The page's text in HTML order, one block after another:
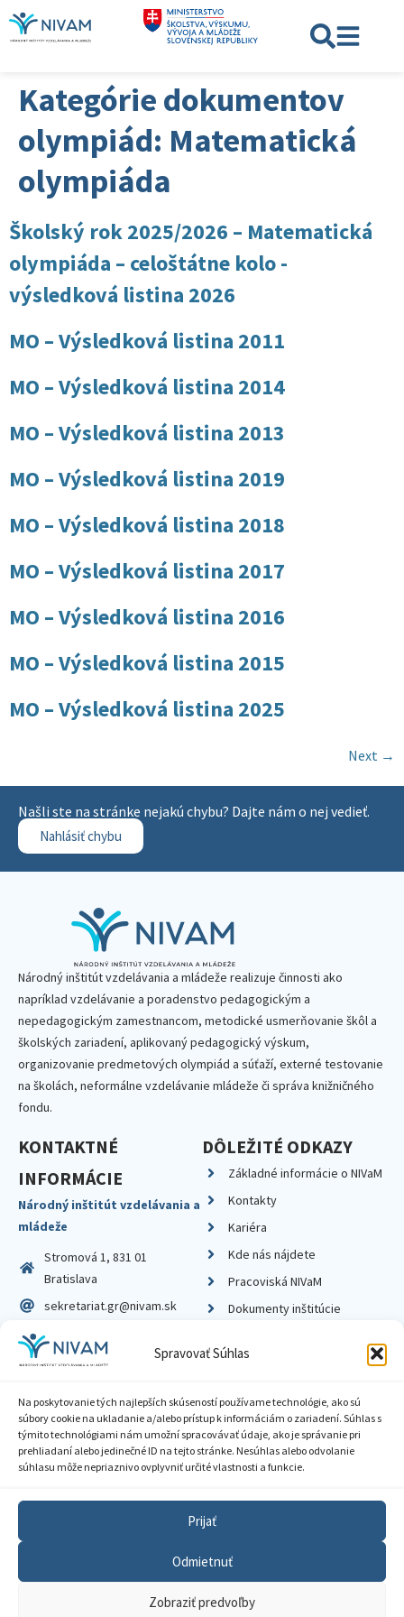
Spravovať Súhlas
Na poskytovanie tých najlepších skúseností používame technológie, ako sú
súbory cookie na ukladanie a/alebo prístup k informáciám o zariadení. Súhlas s
týmito technológiami nám umožní spracovávať údaje, ako je správanie pri
prehliadaní alebo jedinečné ID na tejto stránke. Nesúhlas alebo odvolanie
súhlasu môže nepriaznivo ovplyvniť určité vlastnosti a funkcie.
Prijať
Odmietnuť
Zobraziť predvoľby
Kategórie dokumentov
olympiád: Matematická
olympiáda
Školský rok 2025/2026 – Matematická
olympiáda – celoštátne kolo -
výsledková listina 2026
MO – Výsledková listina 2011
MO – Výsledková listina 2014
MO – Výsledková listina 2013
MO – Výsledková listina 2019
MO – Výsledková listina 2018
MO – Výsledková listina 2017
MO – Výsledková listina 2016
MO – Výsledková listina 2015
MO – Výsledková listina 2025
Next →
Našli ste na stránke nejakú chybu? Dajte nám o nej vedieť.
Nahlásiť chybu
Národný inštitút vzdelávania a mládeže realizuje činnosti ako
napríklad vzdelávanie a poradenstvo pedagogickým a
nepedagogickým zamestnancom, metodické usmerňovanie škôl a
školských zariadení, aplikovaný pedagogický výskum,
organizovanie predmetových olympiád a súťaží, externé testovanie
na školách, neformálne vzdelávanie mládeže či správa knižničného
fondu.
KONTAKTNÉ
INFORMÁCIE
Národný inštitút vzdelávania a
mládeže
Stromová 1, 831 01
Bratislava
sekretariat.gr@nivam.sk
IČO: 00164348
DIČ: 2020798714
DÔLEŽITÉ ODKAZY
Základné informácie o NIVaM
Kontakty
Kariéra
Kde nás nájdete
Pracoviská NIVaM
Dokumenty inštitúcie
Zásady ochrany súkromia
Sprístupnenie informácií
GDPR